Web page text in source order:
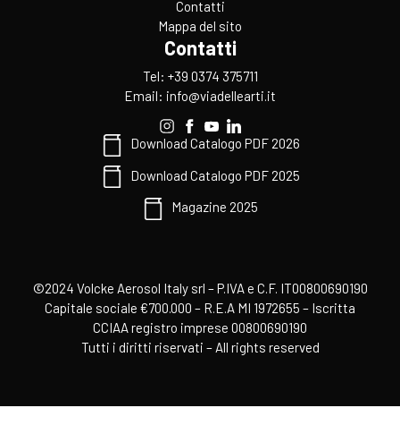
Contatti
Mappa del sito
Contatti
Tel: +39 0374 375711
Email: info@viadellearti.it
Download Catalogo PDF 2026
Download Catalogo PDF 2025
Magazine 2025
©2024 Volcke Aerosol Italy srl – P.IVA e C.F. IT00800690190
Capitale sociale €700.000 – R.E.A MI 1972655 – Iscritta
CCIAA registro imprese 00800690190
Tutti i diritti riservati – All rights reserved